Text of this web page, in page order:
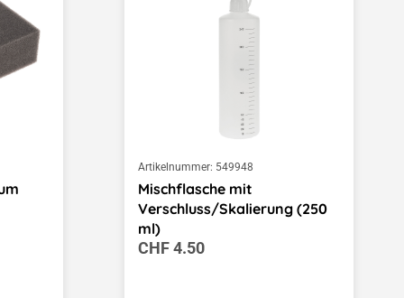
Artikelnummer: 549948
Mischflasche mit
Verschluss/Skalierung (250
ml)
Regulärer Preis:
CHF 4.50